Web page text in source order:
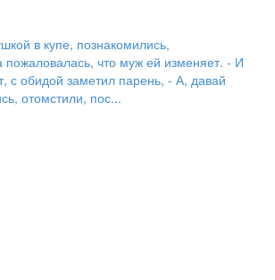
в купе, познакомились,
пожаловалась, что муж ей изменяет. - И
с обидой заметил парень, - А, давай
отомстили, пос...